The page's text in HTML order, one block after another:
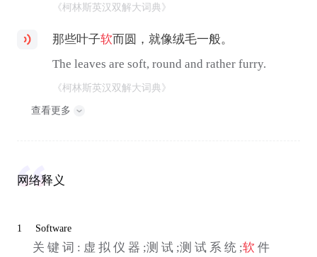
《柯林斯英汉双解大词典》
那些叶子软而圆，就像绒毛一般。
The leaves are soft, round and rather furry.
《柯林斯英汉双解大词典》
查看更多
网络释义
1 Software
关 键 词 : 虚 拟 仪 器 ;测 试 ;测 试 系 统 ;软 件